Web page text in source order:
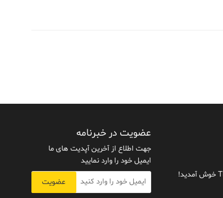
عضویت در خبرنامه
جهت اطلاع از آخرین آپدیت های ما
ایمیل خود را وارد نمایید
عضویت